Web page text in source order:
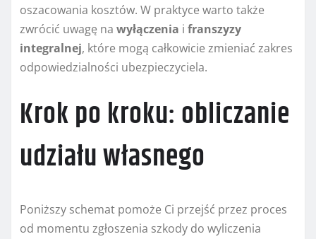
oszacowania kosztów. W praktyce warto także
zwrócić uwagę na wyłączenia i franszyzy
integralnej, które mogą całkowicie zmieniać zakres
odpowiedzialności ubezpieczyciela.
Krok po kroku: obliczanie
udziału własnego
Poniższy schemat pomoże Ci przejść przez proces
od momentu zgłoszenia szkody do wyliczenia